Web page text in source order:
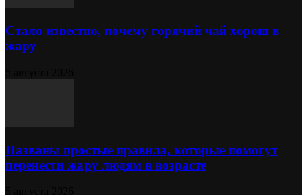
Стало известно, почему горячий чай хорош в
жару
Названы простые правила, которые помогут
перенести жару людям в возрасте